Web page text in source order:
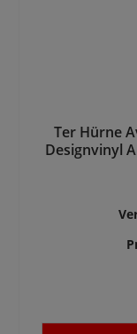
Ter Hürne
Designvinyl